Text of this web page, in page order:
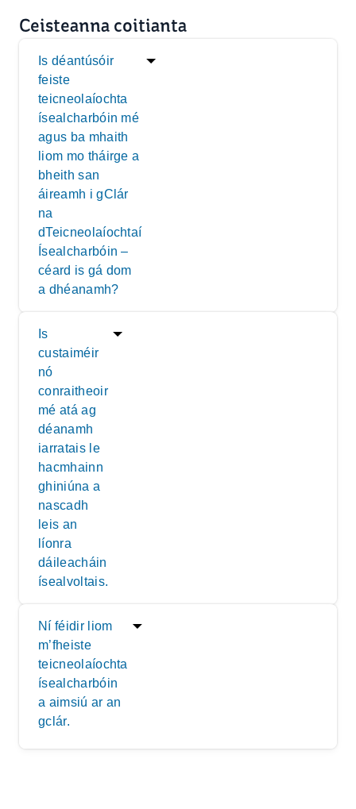
Ceisteanna coitianta
Is déantúsóir
feiste
teicneolaíochta
ísealcharbóin mé
agus ba mhaith
liom mo tháirge a
bheith san
áireamh i gClár
na
dTeicneolaíochtaí
Ísealcharbóin –
céard is gá dom
a dhéanamh?
Is
custaiméir
nó
conraitheoir
mé atá ag
déanamh
iarratais le
hacmhainn
ghiniúna a
nascadh
leis an
líonra
dáileacháin
ísealvoltais.
Ní féidir liom
m’fheiste
teicneolaíochta
ísealcharbóin
a aimsiú ar an
gclár.